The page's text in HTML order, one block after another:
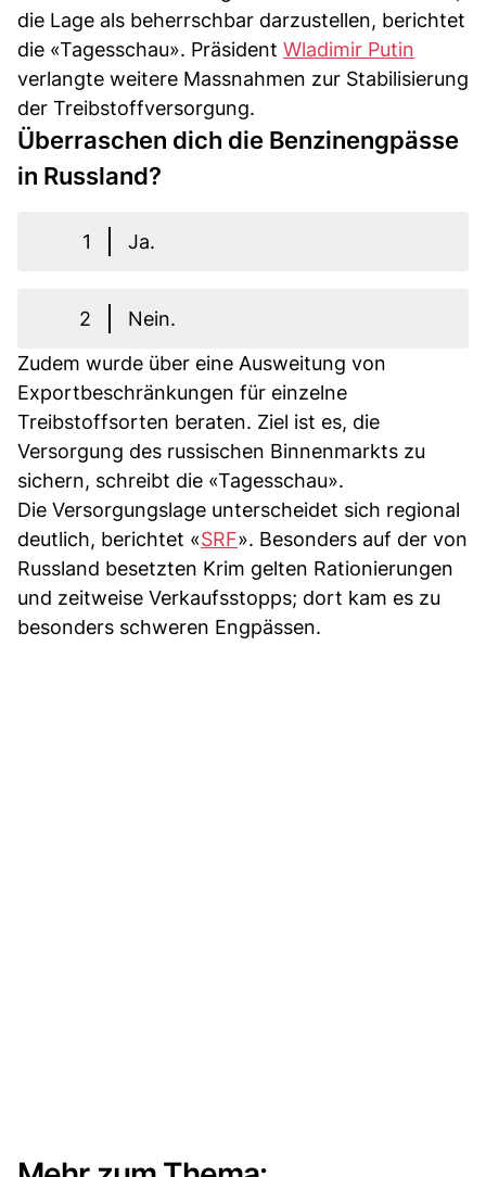
die Lage als beherrschbar darzustellen, berichtet
die «Tagesschau». Präsident Wladimir Putin
verlangte weitere Massnahmen zur Stabilisierung
der Treibstoffversorgung.
Überraschen dich die Benzinengpässe
in Russland?
1 Ja.
2
Nein.
Zudem wurde über eine Ausweitung von
Exportbeschränkungen für einzelne
Treibstoffsorten beraten. Ziel ist es, die
Versorgung des russischen Binnenmarkts zu
sichern, schreibt die «Tagesschau».
Die Versorgungslage unterscheidet sich regional
deutlich, berichtet «SRF». Besonders auf der von
Russland besetzten Krim gelten Rationierungen
und zeitweise Verkaufsstopps; dort kam es zu
besonders schweren Engpässen.